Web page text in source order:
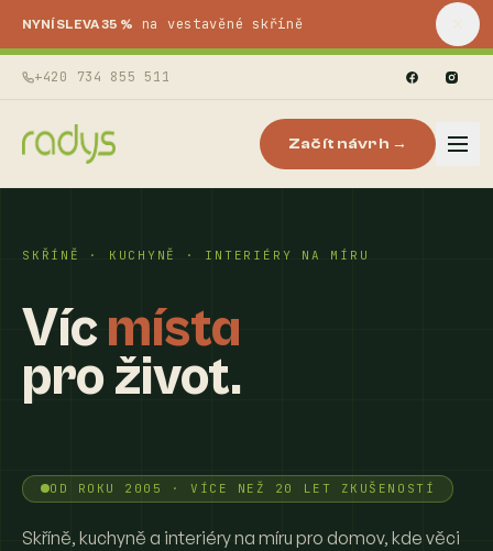
NYNÍ SLEVA 35 % na vestavěné skříně
+420 734 855 511
Začít návrh →
SKŘÍNĚ · KUCHYNĚ · INTERIÉRY NA MÍRU
Vícmísta
pro život.
OD ROKU 2005 · VÍCE NEŽ 20 LET ZKUŠENOSTÍ
Skříně, kuchyně a interiéry na míru pro domov, kde věci